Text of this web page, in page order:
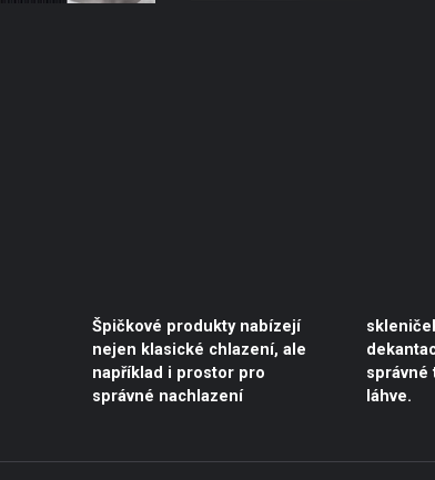
Špičkové produkty nabízejí
nejen klasické chlazení, ale
například i prostor pro
správné nachlazení
skleniček, přípravu vína k
dekantaci či udržení
správné teploty už otevřené
láhve.